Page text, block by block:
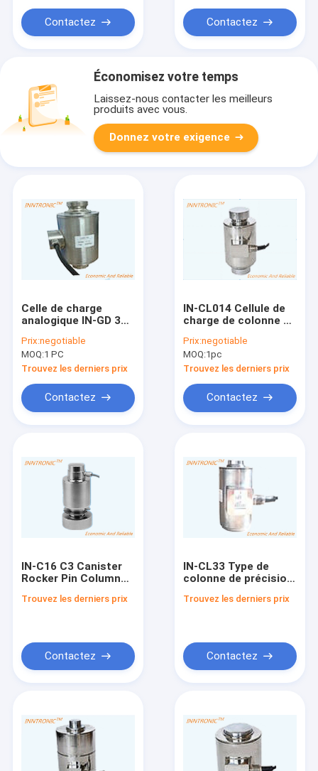
Produits
À propos de nous
Contactez Contactez
Économisez votre temps
Laissez-nous contacter les meilleurs
produits avec vous.
Donnez votre exigence
Celle de charge
analogique IN-GD 30t
Canister Type Alloy
Steel/SS colonne de
poids capteur de
poids de pont IP68
2mv/v
Prix:negotiable
MOQ:1 PC
Trouvez les derniers prix
Contactez
IN-CL014 Cellule de
charge de colonne de
de 20 t-45 t pour
poids de balance de
camion de contrôle
industriel
Prix:negotiable
MOQ:1pc
Trouvez les derniers prix
Contactez
IN-C16 C3 Canister
Rocker Pin Column
passerelle de poids
Trouvez les derniers prix
Contactez
IN-CL33 Type de
colonne de précision
IP66 10-20V Voltage
Trouvez les derniers prix
Contactez